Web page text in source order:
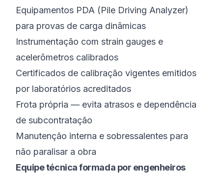
Equipamentos PDA (Pile Driving Analyzer)
para provas de carga dinâmicas
Instrumentação com strain gauges e
acelerômetros calibrados
Certificados de calibração vigentes emitidos
por laboratórios acreditados
Frota própria — evita atrasos e dependência
de subcontratação
Manutenção interna e sobressalentes para
não paralisar a obra
Equipe técnica formada por engenheiros